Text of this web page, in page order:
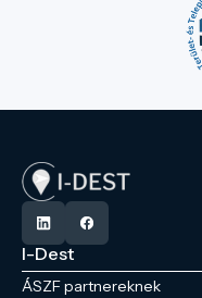
I-Dest
ÁSZF partnereknek